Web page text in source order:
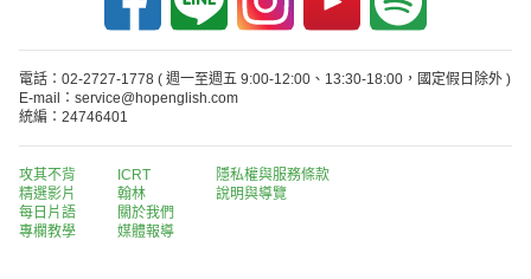
電話：02-2727-1778 ( 週一至週五 9:00-12:00、13:30-18:00，國定假日除外 )
E-mail：service@hopenglish.com
統編：24746401
攻其不背
精選影片
每日片語
專欄教學
ICRT
翰林
關於我們
媒體報導
隱私權與服務條款
說明與導覽